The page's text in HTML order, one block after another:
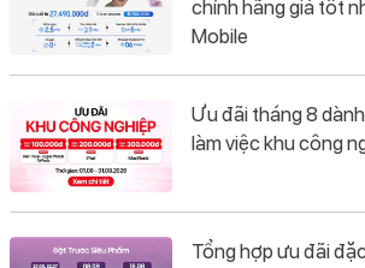
chính hãng giá tốt
Mobile
Ưu đãi tháng 8
làm việc khu công
Tổng hợp ưu đãi